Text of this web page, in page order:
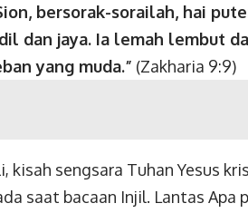
bersorak-sorailah, hai
dan jaya. Ia lemah lembut
yang muda.” (Zakharia 9:9)
sengsara Tuhan Yesus
saat bacaan Injil. Lantas Apa